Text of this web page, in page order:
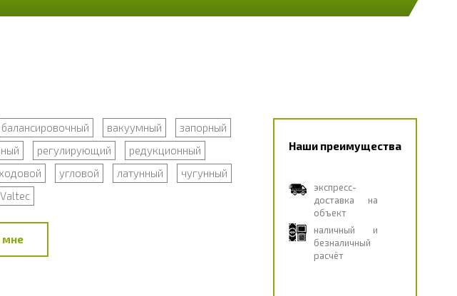
балансировочный вакуумный
запорный
регулирующий
редукционный
угловой латунный
чугунный
Valtec
мне
Наши преимущества
экспресс-
доставка на
объект
наличный и
безналичный
расчёт